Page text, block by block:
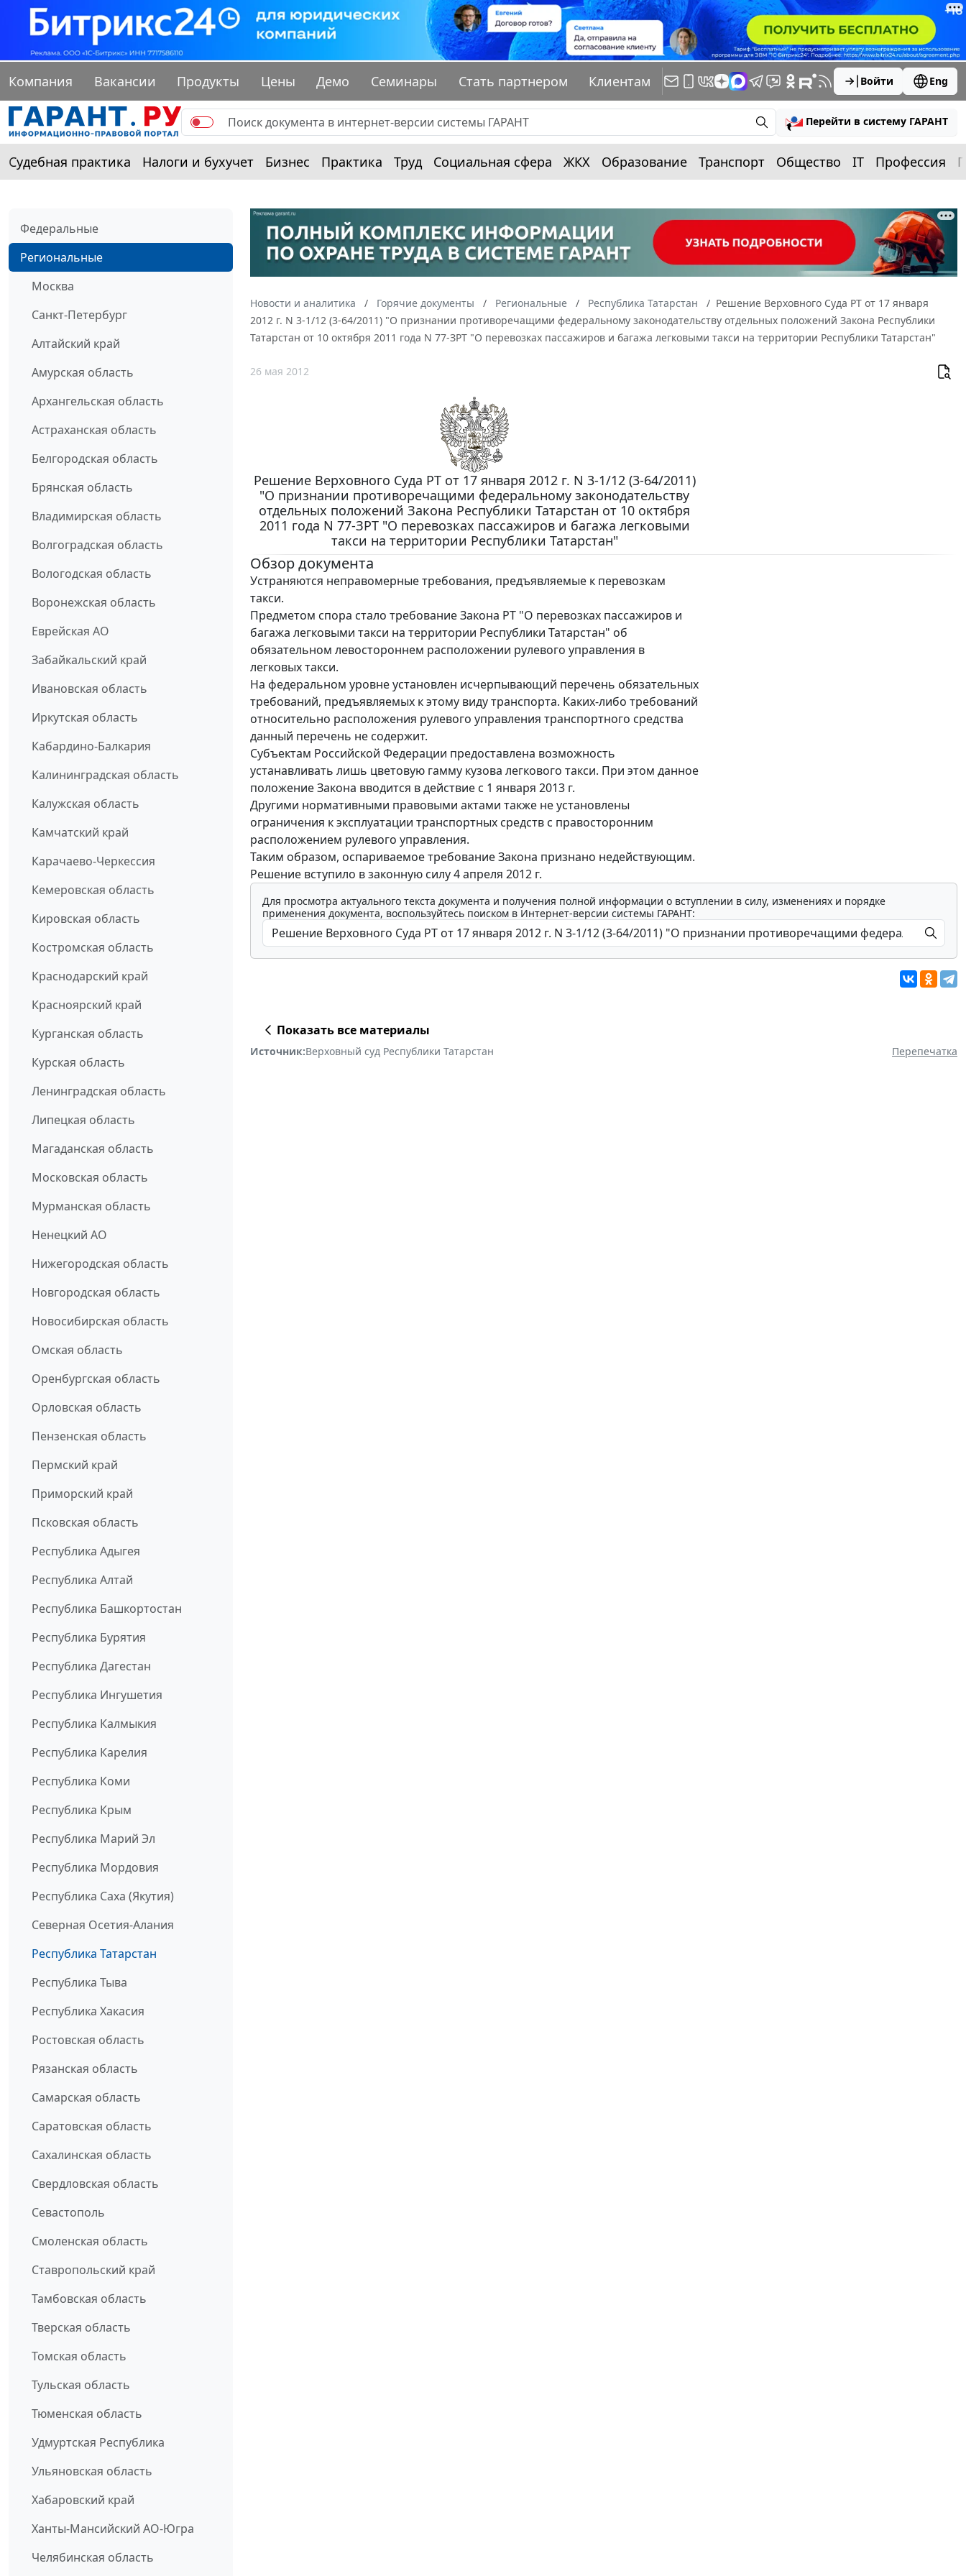
Компания Вакансии Продукты Цены Демо Семинары Стать партнером Клиентам Войти Eng
Перейти в систему ГАРАНТ
Судебная практика Налоги и бухучет Бизнес Практика Труд Социальная сфера ЖКХ Образование Транспорт Общество IT Профессия
Федеральные
Региональные
Москва
Санкт-Петербург
Алтайский край
Амурская область
Архангельская область
Астраханская область
Белгородская область
Брянская область
Владимирская область
Волгоградская область
Вологодская область
Воронежская область
Еврейская АО
Забайкальский край
Ивановская область
Иркутская область
Кабардино-Балкария
Калининградская область
Калужская область
Камчатский край
Карачаево-Черкессия
Кемеровская область
Кировская область
Костромская область
Краснодарский край
Красноярский край
Курганская область
Курская область
Ленинградская область
Липецкая область
Магаданская область
Московская область
Мурманская область
Ненецкий АО
Нижегородская область
Новгородская область
Новосибирская область
Омская область
Оренбургская область
Орловская область
Пензенская область
Пермский край
Приморский край
Псковская область
Республика Адыгея
Республика Алтай
Республика Башкортостан
Республика Бурятия
Республика Дагестан
Республика Ингушетия
Республика Калмыкия
Республика Карелия
Республика Коми
Республика Крым
Республика Марий Эл
Республика Мордовия
Республика Саха (Якутия)
Северная Осетия-Алания
Республика Татарстан
Республика Тыва
Республика Хакасия
Ростовская область
Рязанская область
Самарская область
Саратовская область
Сахалинская область
Свердловская область
Севастополь
Смоленская область
Ставропольский край
Тамбовская область
Тверская область
Томская область
Тульская область
Тюменская область
Удмуртская Республика
Ульяновская область
Хабаровский край
Ханты-Мансийский АО-Югра
Челябинская область
Новости и аналитика Горячие документы Региональные Республика Татарстан
Решение Верховного Суда РТ от 17 января
2012 г. N 3-1/12 (3-64/2011) "О признании противоречащими федеральному законодательству отдельных положений Закона Республики
Татарстан от 10 октября 2011 года N 77-ЗРТ "О перевозках пассажиров и багажа легковыми такси на территории Республики Татарстан"
26 мая 2012
Решение Верховного Суда РТ от 17 января 2012 г. N 3-1/12 (3-64/2011)
"О признании противоречащими федеральному законодательству
отдельных положений Закона Республики Татарстан от 10 октября
2011 года N 77-ЗРТ "О перевозках пассажиров и багажа легковыми
такси на территории Республики Татарстан"
Обзор документа
Устраняются неправомерные требования, предъявляемые к перевозкам
такси.
Предметом спора стало требование Закона РТ "О перевозках пассажиров и
багажа легковыми такси на территории Республики Татарстан" об
обязательном левостороннем расположении рулевого управления в
легковых такси.
На федеральном уровне установлен исчерпывающий перечень обязательных
требований, предъявляемых к этому виду транспорта. Каких-либо требований
относительно расположения рулевого управления транспортного средства
данный перечень не содержит.
Субъектам Российской Федерации предоставлена возможность
устанавливать лишь цветовую гамму кузова легкового такси. При этом данное
положение Закона вводится в действие с 1 января 2013 г.
Другими нормативными правовыми актами также не установлены
ограничения к эксплуатации транспортных средств с правосторонним
расположением рулевого управления.
Таким образом, оспариваемое требование Закона признано недействующим.
Решение вступило в законную силу 4 апреля 2012 г.
Для просмотра актуального текста документа и получения полной информации о вступлении в силу, изменениях и порядке
применения документа, воспользуйтесь поиском в Интернет-версии системы ГАРАНТ:
Показать все материалы
Источник:Верховный суд Республики Татарстан Перепечатка